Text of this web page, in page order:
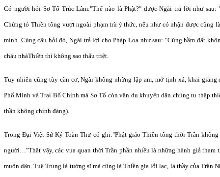
Có người hỏi Sơ Tổ Trúc Lâm:"Thế nào là Phật?" được Ngài trả lời như sau:
Chứng tỏ Thiền tông vượt ngoài phạm trù ý thức, nếu như có nhận được cũng
mình. Cùng câu hỏi đó, Ngài trả lời cho Pháp Loa như sau: "Cùng hầm đất
cháu nhàThiền thì không sao thấu triệt.
Tuy nhiên cũng tùy căn cơ, Ngài không những lập am, mở tịnh xá, khai giảng
Phổ Minh và Trại Bố Chính mà Sơ Tổ còn vân du khuyên dân chúng tu thập
thần không chính đáng).
Trong Đại Việt Sử Ký Toàn Thư có ghi:"Phật giáo Thiền tông thời Trần
người…"Thật vậy, các vua quan thời Trần phần nhiều là những hành giả tham
muôn dân. Tuệ Trung là tướng sĩ mà cũng là Thiền gia lỗi lạc, là thầy của Trần